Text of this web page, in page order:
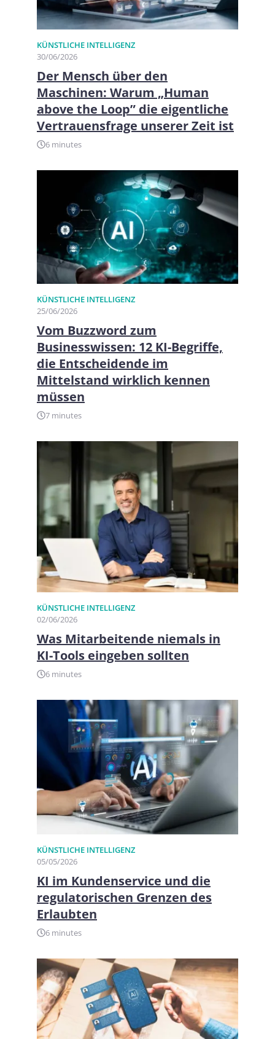
KÜNSTLICHE INTELLIGENZ
30/06/2026
Der Mensch über den
Maschinen: Warum „Human
above the Loop” die eigentliche
Vertrauensfrage unserer Zeit ist
6 minutes
KÜNSTLICHE INTELLIGENZ
25/06/2026
Vom Buzzword zum
Businesswissen: 12 KI-Begriffe,
die Entscheidende im
Mittelstand wirklich kennen
müssen
7 minutes
KÜNSTLICHE INTELLIGENZ
02/06/2026
Was Mitarbeitende niemals in
KI-Tools eingeben sollten
6 minutes
KÜNSTLICHE INTELLIGENZ
05/05/2026
KI im Kundenservice und die
regulatorischen Grenzen des
Erlaubten
6 minutes